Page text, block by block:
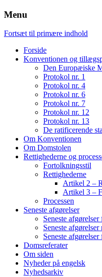
Menu
Fortsæt til primære indhold
Forside
Konventionen og
Den Europæiske
Protokol nr. 1
Protokol nr. 4
Protokol nr. 6
Protokol nr. 7
Protokol nr. 12
Protokol nr. 13
De ratificerende
Om Konventionen
Om Domstolen
Rettighederne og
Fortolkningsstil
Rettighederne
Artikel 2 –
Artikel 3 –
Processen
Seneste afgørelser
Seneste
Seneste
Seneste
Domsreferater
Om siden
Nyheder på engelsk
Nyhedsarkiv